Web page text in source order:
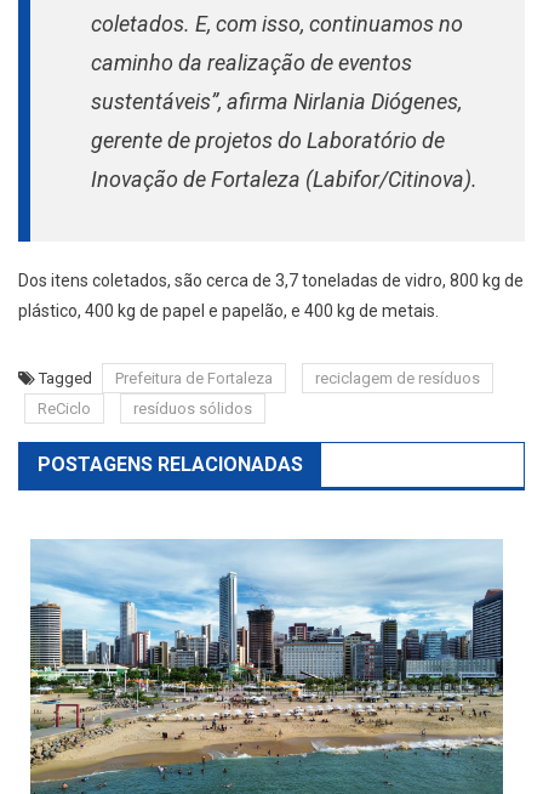
coletados. E, com isso, continuamos no
caminho da realização de eventos
sustentáveis”, afirma Nirlania Diógenes,
gerente de projetos do Laboratório de
Inovação de Fortaleza (Labifor/Citinova).
Dos itens coletados, são cerca de 3,7 toneladas de vidro, 800 kg de
plástico, 400 kg de papel e papelão, e 400 kg de metais.
Tagged Prefeitura de Fortaleza
reciclagem de resíduos
ReCiclo
resíduos sólidos
POSTAGENS RELACIONADAS